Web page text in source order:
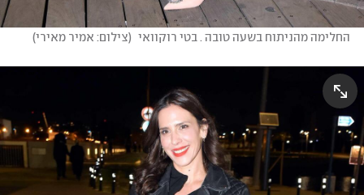
החלימה מהניתוח בשעה טובה . בטי רוקוואי (צילום: אמיר מאירי)